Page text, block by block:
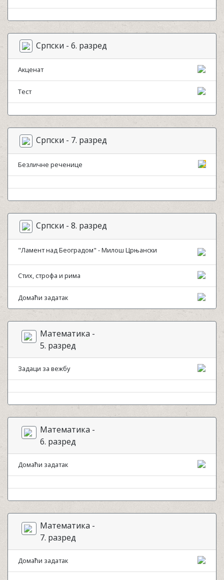
Српски - 6. разред
Акценат
Тест
Српски - 7. разред
Безличне реченице
Српски - 8. разред
"Ламент над Београдом" - Милош Црњански
Стих, строфа и рима
Домаћи задатак
Математика -
5. разред
Задаци за вежбу
Математика -
6. разред
Домаћи задатак
Математика -
7. разред
Домаћи задатак